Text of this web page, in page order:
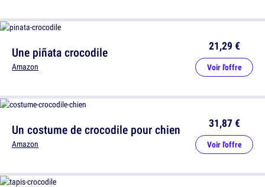
Une piñata crocodile
Amazon
21,29 €
Voir l'offre
Un costume de crocodile pour chien
Amazon
31,87 €
Voir l'offre